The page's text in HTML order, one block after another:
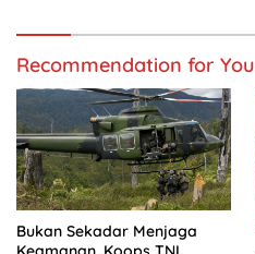
Recommendation for You
Bukan Sekadar Menjaga